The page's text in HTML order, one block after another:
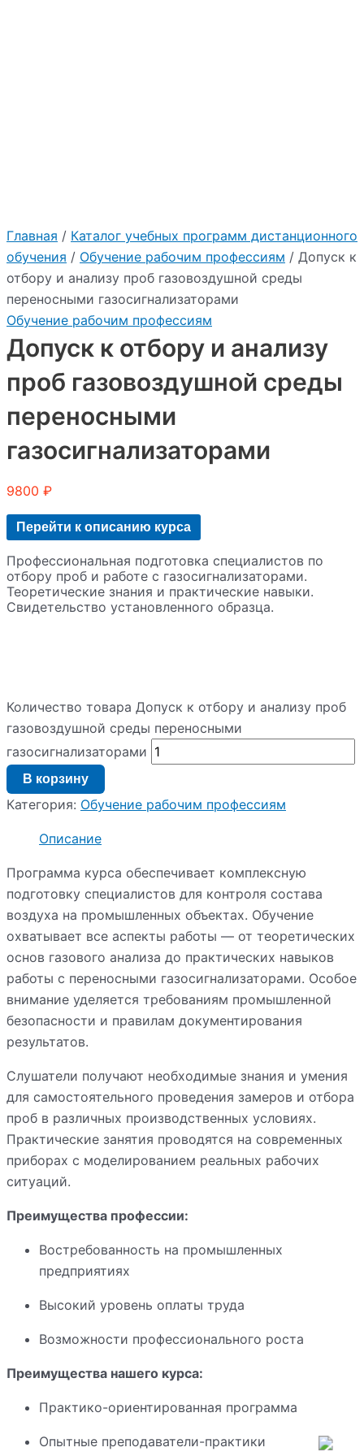
Главная / Каталог учебных программ дистанционного
обучения / Обучение рабочим профессиям / Допуск к
отбору и анализу проб газовоздушной среды
переносными газосигнализаторами
Обучение рабочим профессиям
Допуск к отбору и анализу
проб газовоздушной среды
переносными
газосигнализаторами
9800 ₽
Перейти к описанию курса
Профессиональная подготовка специалистов по
отбору проб и работе с газосигнализаторами.
Теоретические знания и практические навыки.
Свидетельство установленного образца.
Количество товара Допуск к отбору и анализу проб
газовоздушной среды переносными
газосигнализаторами
В корзину
Категория: Обучение рабочим профессиям
Описание
Программа курса обеспечивает комплексную
подготовку специалистов для контроля состава
воздуха на промышленных объектах. Обучение
охватывает все аспекты работы — от теоретических
основ газового анализа до практических навыков
работы с переносными газосигнализаторами. Особое
внимание уделяется требованиям промышленной
безопасности и правилам документирования
результатов.
Слушатели получают необходимые знания и умения
для самостоятельного проведения замеров и отбора
проб в различных производственных условиях.
Практические занятия проводятся на современных
приборах с моделированием реальных рабочих
ситуаций.
Преимущества профессии:
Востребованность на промышленных
предприятиях
Высокий уровень оплаты труда
Возможности профессионального роста
Преимущества нашего курса:
Практико-ориентированная программа
Опытные преподаватели-практики